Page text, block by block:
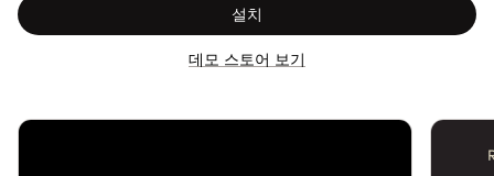
설치
데모 스토어 보기